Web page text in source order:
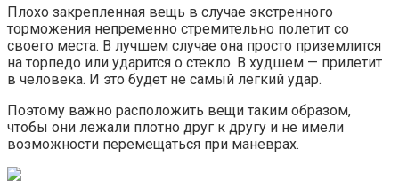
Плохо закрепленная вещь в случае экстренного
торможения непременно стремительно полетит со
своего места. В лучшем случае она просто приземлится
на торпедо или ударится о стекло. В худшем — прилетит
в человека. И это будет не самый легкий удар.
Поэтому важно расположить вещи таким образом,
чтобы они лежали плотно друг к другу и не имели
возможности перемещаться при маневрах.